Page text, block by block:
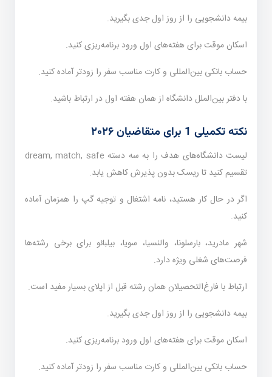
بیمه دانشجویی را از روز اول جدی بگیرید.
اسکان موقت برای هفته‌های اول ورود برنامه‌ریزی کنید.
حساب بانکی بین‌المللی و کارت مناسب سفر را زودتر آماده کنید.
با دفتر بین‌الملل دانشگاه از همان هفته اول در ارتباط باشید.
نکته تکمیلی 1 برای متقاضیان ۲۰۲۶
لیست دانشگاه‌های هدف را به سه دسته dream, match, safe
تقسیم کنید تا ریسک بدون پذیرش کاهش یابد.
اگر در حال کار هستید، نامه اشتغال و توجیه گپ را همزمان آماده
کنید.
شهر مادرید، بارسلونا، والنسیا، سویا، بیلبائو برای برخی رشته‌ها
فرصت‌های شغلی ویژه دارد.
ارتباط با فارغ‌التحصیلان همان رشته قبل از اپلای بسیار مفید است.
بیمه دانشجویی را از روز اول جدی بگیرید.
اسکان موقت برای هفته‌های اول ورود برنامه‌ریزی کنید.
حساب بانکی بین‌المللی و کارت مناسب سفر را زودتر آماده کنید.